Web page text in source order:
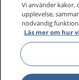
Vi använder kakor,
upplevelse,
nödvändig
Läs mer om hur